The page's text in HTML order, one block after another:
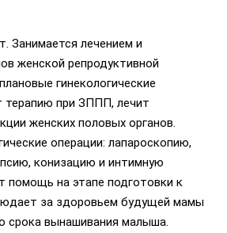
Занимается лечением и
женской репродуктивной
гинекологические
терапию при ЗППП, лечит
женских половых органов.
операции: лапароскопию,
конизацию и интимную
помощь на этапе подготовки к
за здоровьем будущей мамы
срока вынашивания малыша.